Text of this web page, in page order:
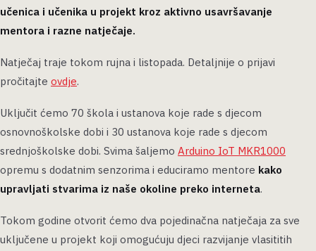
učenica i učenika u projekt kroz aktivno usavršavanje
mentora i razne natječaje.
Natječaj traje tokom rujna i listopada. Detaljnije o prijavi
pročitajte ovdje.
Uključit ćemo 70 škola i ustanova koje rade s djecom
osnovnoškolske dobi i 30 ustanova koje rade s djecom
srednjoškolske dobi. Svima šaljemo Arduino IoT MKR1000
opremu s dodatnim senzorima i educiramo mentore kako
upravljati stvarima iz naše okoline preko interneta.
Tokom godine otvorit ćemo dva pojedinačna natječaja za sve
uključene u projekt koji omogućuju djeci razvijanje vlasititih